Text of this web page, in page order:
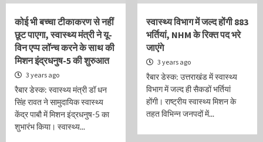
कोई भी बच्चा टीकाकरण से नहीं
छूट पाएगा, स्वास्थ्य मंत्री ने यू-
विन एप्प लॉन्च करने के साथ की
मिशन इंद्रधनुष-5 की शुरुआत
3 years ago
रैबार डेस्क: स्वास्थ्य मंत्री डॉ धन
सिंह रावत ने सामुदायिक स्वास्थ्य
केंद्र पाबौ में मिशन इंद्रधनुष-5 का
शुभारंभ किया। स्वास्थ्य...
स्वास्थ्य विभाग में जल्द होंगी 883
भर्तियां, NHM के रिक्त पद भरे
जाएंगे
3 years ago
रैबार डेस्क: उत्तराखंड में स्वास्थ्य
विभाग में जल्द ही सैकडों भर्तियां
होंगी। राष्ट्रीय स्वास्थ्य मिशन के
तहत विभिन्न जनपदों में...